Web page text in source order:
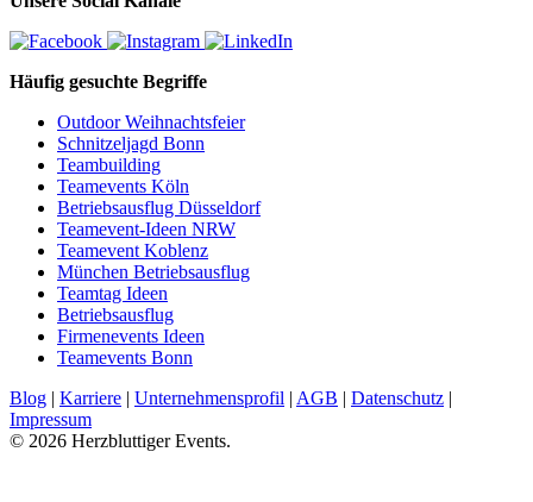
Häufig gesuchte Begriffe
Outdoor Weihnachtsfeier
Schnitzeljagd Bonn
Teambuilding
Teamevents Köln
Betriebsausflug Düsseldorf
Teamevent-Ideen NRW
Teamevent Koblenz
München Betriebsausflug
Teamtag Ideen
Betriebsausflug
Firmenevents Ideen
Teamevents Bonn
Blog | Karriere | Unternehmensprofil | AGB | Datenschutz |
Impressum
© 2026 Herzbluttiger Events.